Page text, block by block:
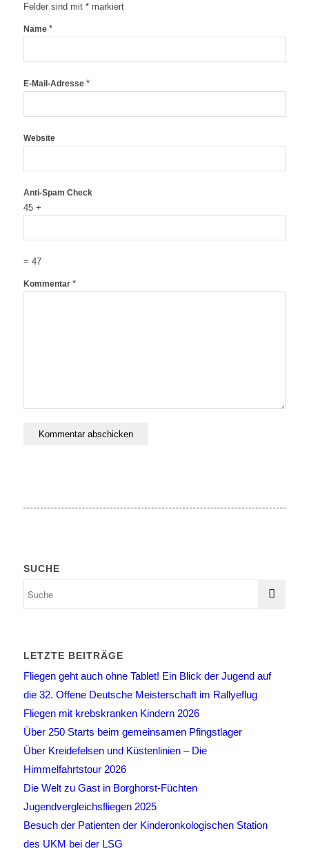
Felder sind mit *markiert
Name *
E-Mail-Adresse *
Website
Anti-Spam Check
45 +
= 47
Kommentar *
SUCHE
LETZTE BEITRÄGE
Fliegen geht auch ohne Tablet! Ein Blick der Jugend auf
die 32. Offene Deutsche Meisterschaft im Rallyeflug
Fliegen mit krebskranken Kindern 2026
Über 250 Starts beim gemeinsamen Pfingstlager
Über Kreidefelsen und Küstenlinien – Die
Himmelfahrtstour 2026
Die Welt zu Gast in Borghorst-Füchten
Jugendvergleichsfliegen 2025
Besuch der Patienten der Kinderonkologischen Station
des UKM bei der LSG